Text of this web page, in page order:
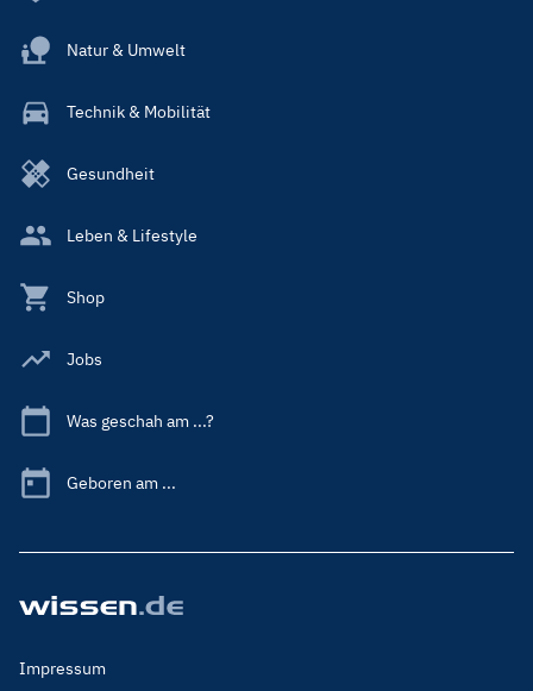
Natur & Umwelt
Technik & Mobilität
Gesundheit
Leben & Lifestyle
Shop
Jobs
Was geschah am ...?
Geboren am ...
Footer
Impressum